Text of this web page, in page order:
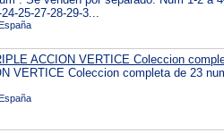
25-27-28-29-3...
ACCION VERTICE Coleccion
VERTICE Coleccion completa de 23